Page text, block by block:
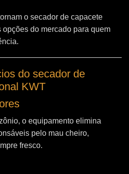
o secador de capacete
opções do mercado para quem
do secador de
KWT
o equipamento elimina
pelo mau cheiro,
fresco.